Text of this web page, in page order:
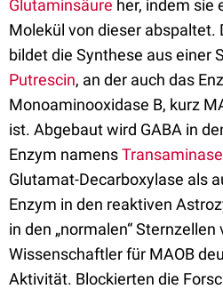
Glutaminsäure her, indem sie
Molekül von dieser
bildet die Synthese aus einer
Putrescin, an der auch das
Monoaminooxidase B, kurz
ist. Abgebaut wird GABA in
Enzym namensTransaminase
Glutamat-Decarboxylase als
Enzym in den reaktiven
in den „normalen“
Wissenschaftler für MAOB
Aktivität. Blockierten die